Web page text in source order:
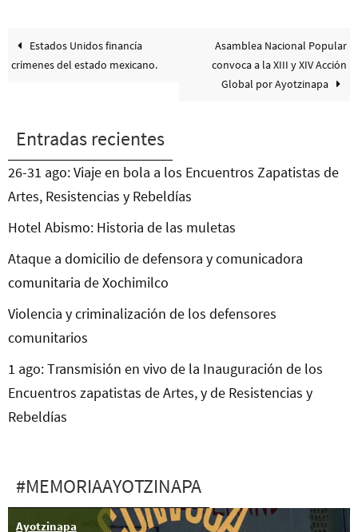
Estados Unidos financía
crímenes del estado mexicano.
Asamblea Nacional Popular
convoca a la XIII y XIV Acción
Global por Ayotzinapa
Entradas recientes
26-31 ago: Viaje en bola a los Encuentros Zapatistas de
Artes, Resistencias y Rebeldías
Hotel Abismo: Historia de las muletas
Ataque a domicilio de defensora y comunicadora
comunitaria de Xochimilco
Violencia y criminalización de los defensores
comunitarios
1 ago: Transmisión en vivo de la Inauguración de los
Encuentros zapatistas de Artes, y de Resistencias y
Rebeldías
#MEMORIAAYOTZINAPA
Ayotzinapa
26 sep: Poetón